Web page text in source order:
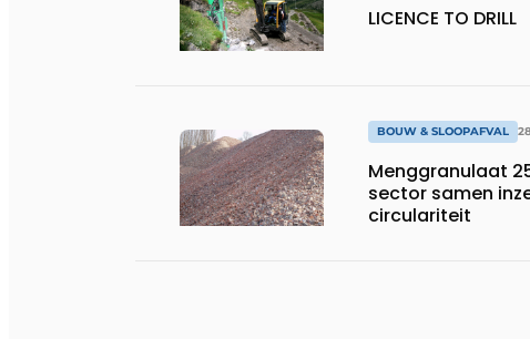
LICENCE TO DRILL
BOUW & SLOOPAFVAL
Menggranulaat
sector samen
circulariteit